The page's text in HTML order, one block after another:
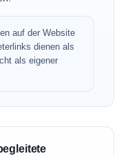
auf der Website
dienen als
als eigener